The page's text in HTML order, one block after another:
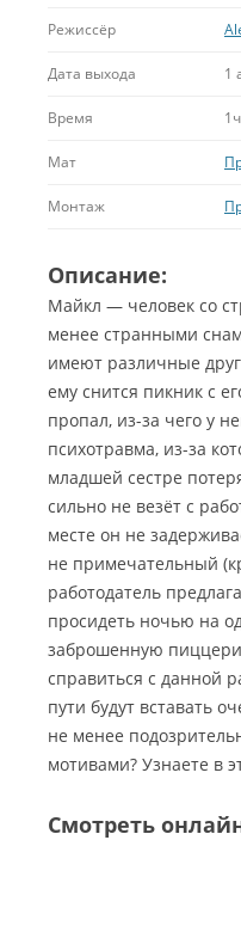
Режиссёр
Дата выхода 1
Время
Мат
Монтаж
Описание:
Майкл — человек со
менее странными
имеют различные
ему снится пикник с
пропал, из-за чего у
психотравма, из-за
младшей сестре
сильно не везёт с
месте он не
не примечательный
работодатель
просидеть ночью на
заброшенную
справиться с данной
пути будут вставать
не менее
мотивами? Узнаете в
Смотреть